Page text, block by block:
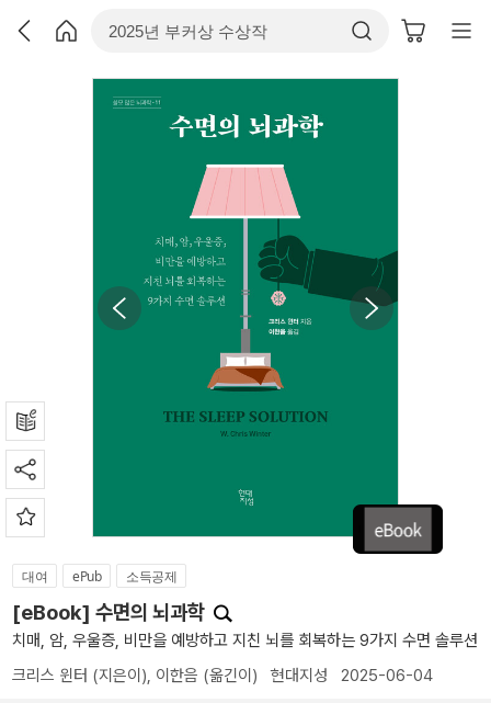
대여 ePub 소득공제
[eBook] 수면의 뇌과학
치매, 암, 우울증, 비만을 예방하고 지친 뇌를 회복하는 9가지 수면 솔루션
크리스 윈터 (지은이), 이한음 (옮긴이)현대지성 2025-06-04